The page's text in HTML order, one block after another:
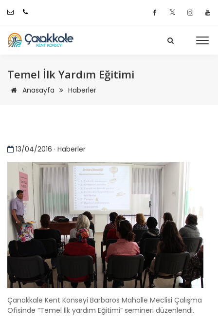
𝕏
Temel İlk Yardım Eğitimi
Anasayfa Haberler
13/04/2016 · Haberler
Çanakkale Kent Konseyi Barbaros Mahalle Meclisi Çalışma
Ofisinde “Temel İlk yardım Eğitimi” semineri düzenlendi.